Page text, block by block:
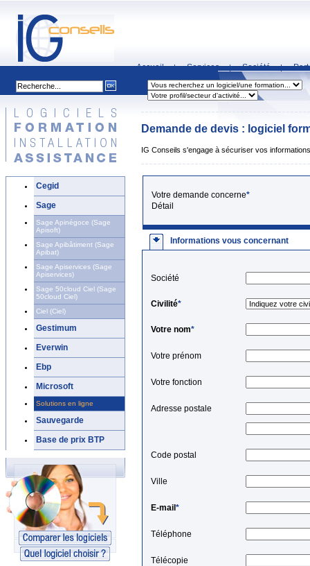
Accueil | Services | Société |
Cegid
Sage
Sage Apinégoce (Sage
Apisoft)
Sage Apibâtiment (Sage
Apibat)
Sage Apiservices (Sage
Apiservices)
Sage 50cloud Ciel (Sage
50cloud Ciel)
Ciel (Ciel)
Gestimum
Everwin
Ebp
Microsoft
Solutions en ligne
Sauvegarde
Base de prix BTP
Demande de devis : logiciel
IG Conseils s'engage à sécuriser vos
Votre demande concerne*
Détail
Informations vous concernant
Société
Civilité*
Votre nom*
Votre prénom
Votre fonction
Adresse postale
Code postal
Ville
E-mail *
Téléphone
Télécopie